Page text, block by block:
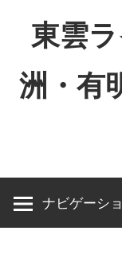
東雲
洲・有
ラ
ナビゲーシ